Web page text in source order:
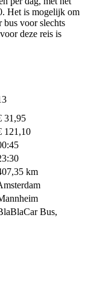
Het is mogelijk om
bus voor slechts
deze reis is
31,95
121,10
km
Bus,